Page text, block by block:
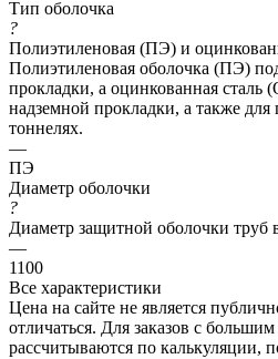
Тип оболочка
?
Полиэтиленовая (ПЭ) и
Полиэтиленовая оболочка (ПЭ)
прокладки, а оцинкованная сталь
надземной прокладки, а также для
тоннелях.
—
ПЭ
Диаметр оболочки
?
Диаметр защитной оболочки
—
1100
Все характеристики
Цена на сайте не является
отличаться. Для заказов с
рассчитываются по калькуляции,